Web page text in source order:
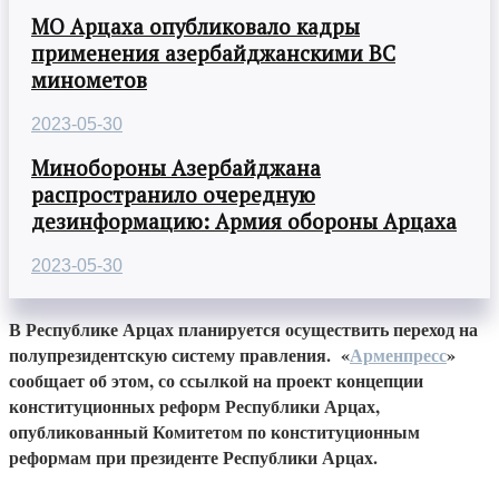
МО Арцаха опубликовало кадры
применения азербайджанскими ВС
минометов
2023-05-30
Минобороны Азербайджана
распространило очередную
дезинформацию: Армия обороны Арцаха
2023-05-30
В Республике Арцах планируется осуществить переход на
полупрезидентскую систему правления. «Арменпресс»
сообщает об этом, со ссылкой на проект концепции
конституционных реформ Республики Арцах,
опубликованный Комитетом по конституционным
реформам при президенте Республики Арцах.